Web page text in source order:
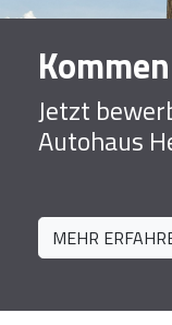
Jetzt
Autohaus
MEHR